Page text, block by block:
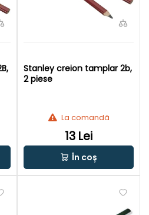
Stanley creion tamplar 2b,
2 piese
La comandă
13 Lei
În coș